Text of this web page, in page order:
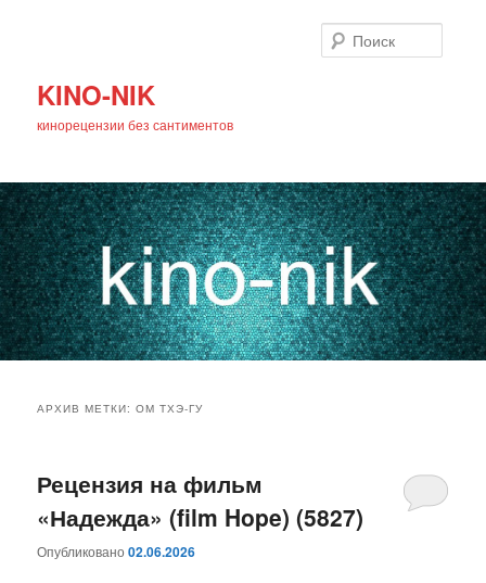
KINO-NIK
кинорецензии без сантиментов
основному
содержимому
дополнительному
содержимому
АРХИВ МЕТКИ:ОМ ТХЭ-ГУ
Рецензия на фильм
«Надежда» (film Hope) (5827)
Опубликовано02.06.2026